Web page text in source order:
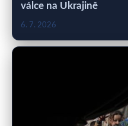
válce na Ukrajině
6. 7. 2026